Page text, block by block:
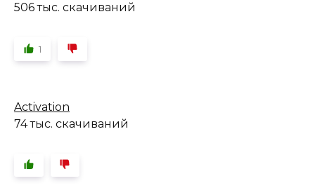
506 тыс. скачиваний
1
Activation
74 тыс. скачиваний